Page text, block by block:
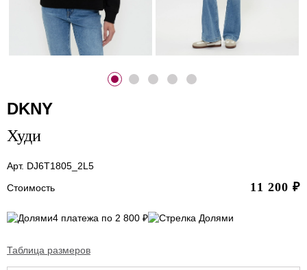
DKNY
Худи
Арт. DJ6T1805_2L5
Стоимость
11 200 ₽
4 платежа по 2 800 ₽
Таблица размеров